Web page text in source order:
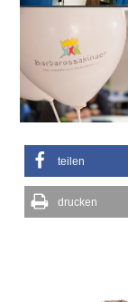
teilen
drucken